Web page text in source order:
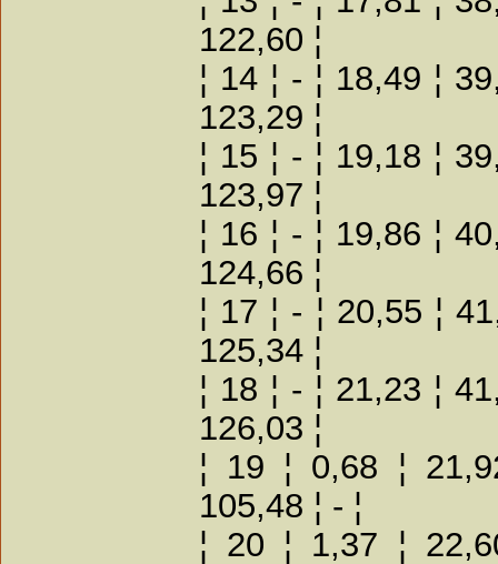
122,60 ¦
¦ 14 ¦ - ¦ 18,49 ¦
123,29 ¦
¦ 15 ¦ - ¦ 19,18 ¦
123,97 ¦
¦ 16 ¦ - ¦ 19,86 ¦
124,66 ¦
¦ 17 ¦ - ¦ 20,55 ¦
125,34 ¦
¦ 18 ¦ - ¦ 21,23 ¦
126,03 ¦
¦ 19 ¦ 0,68 ¦
105,48 ¦ - ¦
¦ 20 ¦ 1,37 ¦